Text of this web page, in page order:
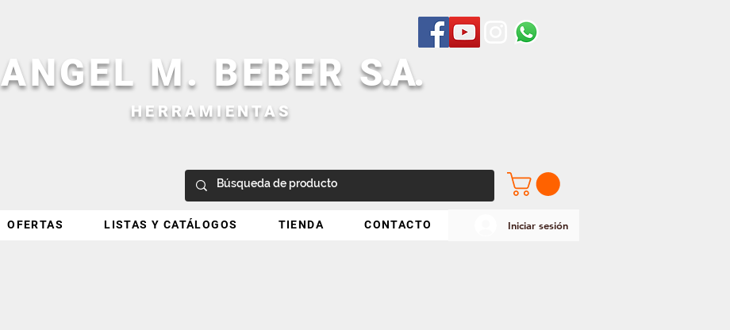
ANGEL M. BEBER S.A.
HERRAMIENTAS
OFERTAS LISTAS Y CATÁLOGOS TIENDA CONTACTO Iniciar sesión